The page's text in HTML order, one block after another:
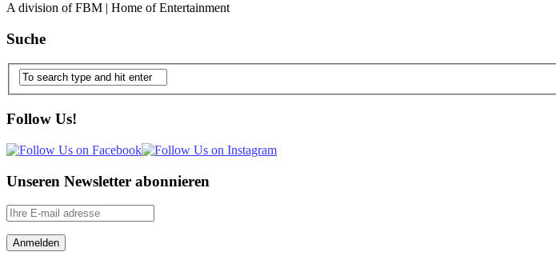
A division of FBM | Home of Entertainment
Suche
Follow Us!
Unseren Newsletter abonnieren